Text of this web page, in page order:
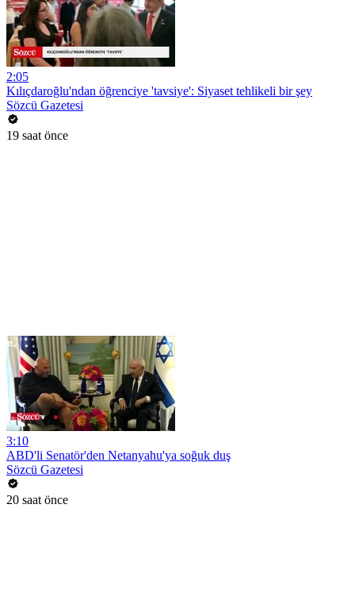
2:05
Kılıçdaroğlu'ndan öğrenciye 'tavsiye': Siyaset tehlikeli bir şey
Sözcü Gazetesi
19 saat önce
3:10
ABD'li Senatör'den Netanyahu'ya soğuk duş
Sözcü Gazetesi
20 saat önce